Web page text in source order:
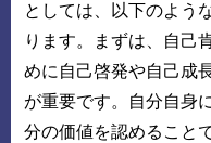
としては、以下のよう
ります。まずは、自己
めに自己啓発や自己成
が重要です。自分自身
分の価値を認めること